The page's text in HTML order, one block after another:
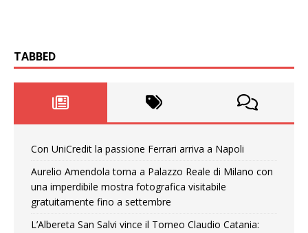
TABBED
Con UniCredit la passione Ferrari arriva a Napoli
Aurelio Amendola torna a Palazzo Reale di Milano con
una imperdibile mostra fotografica visitabile
gratuitamente fino a settembre
L’Albereta San Salvi vince il Torneo Claudio Catania: